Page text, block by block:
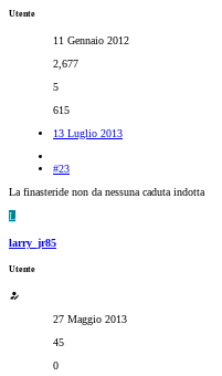
Utente
11 Gennaio 2012
2,677
5
615
13 Luglio 2013
#23
La finasteride non da nessuna caduta indotta
L
larry_jr85
Utente
27 Maggio 2013
45
0